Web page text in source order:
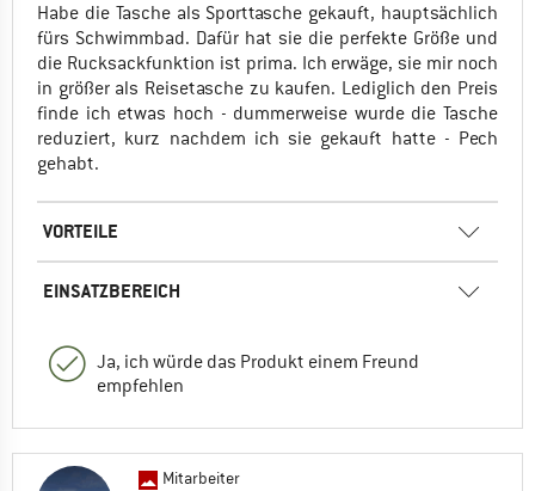
Habe die Tasche als Sporttasche gekauft, hauptsächlich
fürs Schwimmbad. Dafür hat sie die perfekte Größe und
die Rucksackfunktion ist prima. Ich erwäge, sie mir noch
in größer als Reisetasche zu kaufen. Lediglich den Preis
finde ich etwas hoch - dummerweise wurde die Tasche
reduziert, kurz nachdem ich sie gekauft hatte - Pech
gehabt.
VORTEILE
EINSATZBEREICH
Ja, ich würde das Produkt einem Freund
empfehlen
Mitarbeiter